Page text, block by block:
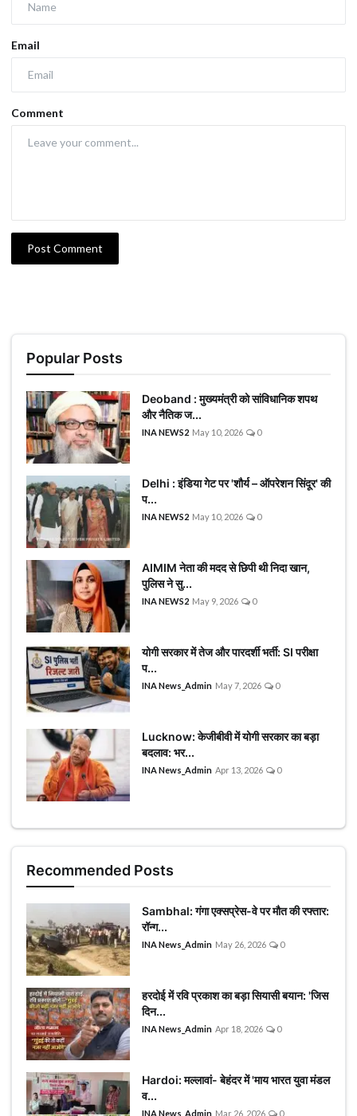
Email
Comment
Post Comment
Popular Posts
Deoband : मुख्यमंत्री को सांविधानिक शपथ
और नैतिक ज...
INA NEWS2 May 10, 2026 0
Delhi : इंडिया गेट पर 'शौर्य – ऑपरेशन सिंदूर' की
प...
INA NEWS2 May 10, 2026 0
AIMIM नेता की मदद से छिपी थी निदा खान,
पुलिस ने सु...
INA NEWS2 May 9, 2026 0
योगी सरकार में तेज और पारदर्शी भर्ती: SI परीक्षा
प...
INA News_Admin May 7, 2026 0
Lucknow: केजीबीवी में योगी सरकार का बड़ा
बदलाव: भर...
INA News_Admin Apr 13, 2026 0
Recommended Posts
Sambhal: गंगा एक्सप्रेस-वे पर मौत की रफ्तार:
रॉन्ग...
INA News_Admin May 26, 2026 0
हरदोई में रवि प्रकाश का बड़ा सियासी बयान: 'जिस
दिन...
INA News_Admin Apr 18, 2026 0
Hardoi: मल्लावां- बेहंदर में 'माय भारत युवा मंडल
व...
INA News_Admin Mar 26, 2026 0